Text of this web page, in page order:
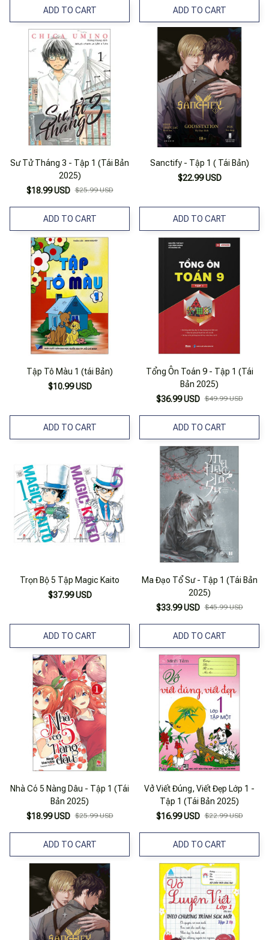
ADD TO CART ADD TO CART
Sư Tử Tháng 3 - Tập 1 (Tái Bản
2025)
$18.99 USD $25.99 USD
ADD TO CART
Sanctify - Tập 1 ( Tái Bản)
$22.99 USD
ADD TO CART
Tập Tô Màu 1 (tái Bản)
$10.99 USD
ADD TO CART
Tổng Ôn Toán 9 - Tập 1 (Tái
Bản 2025)
$36.99 USD $49.99 USD
ADD TO CART
Trọn Bộ 5 Tập Magic Kaito
$37.99 USD
ADD TO CART
Ma Đạo Tổ Sư - Tập 1 (Tái Bản
2025)
$33.99 USD $45.99 USD
ADD TO CART
Nhà Có 5 Nàng Dâu - Tập 1 (Tái
Bản 2025)
$18.99 USD $25.99 USD
ADD TO CART
Vở Viết Đúng, Viết Đẹp Lớp 1 -
Tập 1 (Tái Bản 2025)
$16.99 USD $22.99 USD
ADD TO CART